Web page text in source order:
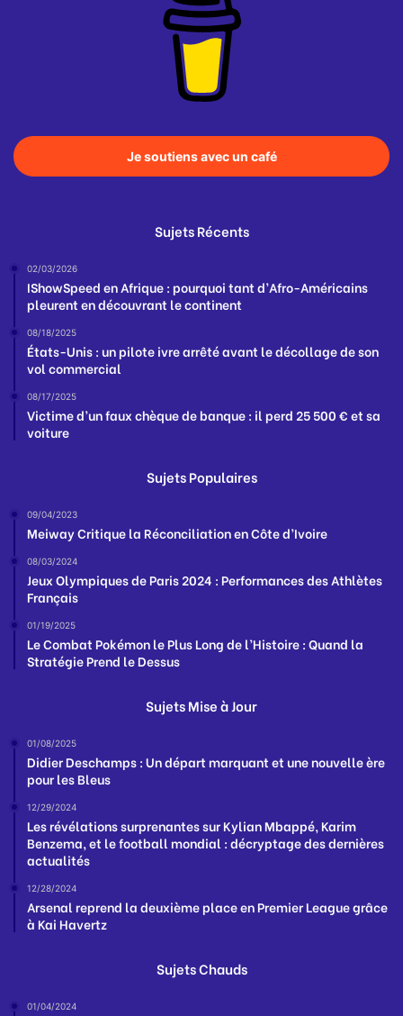
Je soutiens avec un café
Sujets Récents
02/03/2026
IShowSpeed en Afrique : pourquoi tant d’Afro-Américains
pleurent en découvrant le continent
08/18/2025
États-Unis : un pilote ivre arrêté avant le décollage de son
vol commercial
08/17/2025
Victime d’un faux chèque de banque : il perd 25 500 € et sa
voiture
Sujets Populaires
09/04/2023
Meiway Critique la Réconciliation en Côte d’Ivoire
08/03/2024
Jeux Olympiques de Paris 2024 : Performances des Athlètes
Français
01/19/2025
Le Combat Pokémon le Plus Long de l’Histoire : Quand la
Stratégie Prend le Dessus
Sujets Mise à Jour
01/08/2025
Didier Deschamps : Un départ marquant et une nouvelle ère
pour les Bleus
12/29/2024
Les révélations surprenantes sur Kylian Mbappé, Karim
Benzema, et le football mondial : décryptage des dernières
actualités
12/28/2024
Arsenal reprend la deuxième place en Premier League grâce
à Kai Havertz
Sujets Chauds
01/04/2024